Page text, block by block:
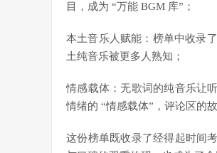
目，成为 “万能 BGM 库”；
本土音乐人赋能：榜单中收录
土纯音乐被更多人熟知；
情感载体：无歌词的纯音乐让
情绪的 “情感载体”，评论区的
这份榜单既收录了经得起时间